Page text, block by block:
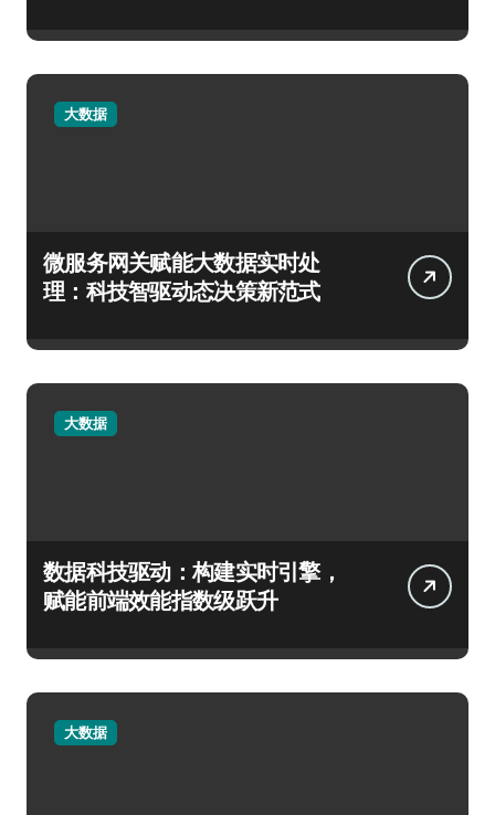
大数据
微服务网关赋能大数据实时处
理：科技智驱动态决策新范式
大数据
数据科技驱动：构建实时引擎，
赋能前端效能指数级跃升
大数据